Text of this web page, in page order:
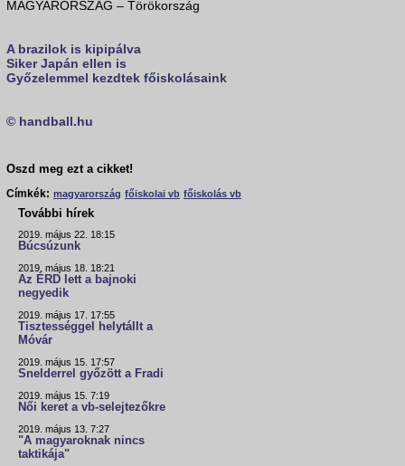
MAGYARORSZÁG – Törökország
A brazilok is kipipálva
Siker Japán ellen is
Győzelemmel kezdtek főiskolásaink
© handball.hu
Oszd meg ezt a cikket!
Címkék: magyarország főiskolai vb főiskolás vb
További hírek
2019. május 22. 18:15
Búcsúzunk
2019. május 18. 18:21
Az ÉRD lett a bajnoki
negyedik
2019. május 17. 17:55
Tisztességgel helytállt a
Móvár
2019. május 15. 17:57
Snelderrel győzött a Fradi
2019. május 15. 7:19
Női keret a vb-selejtezőkre
2019. május 13. 7:27
"A magyaroknak nincs
taktikája"